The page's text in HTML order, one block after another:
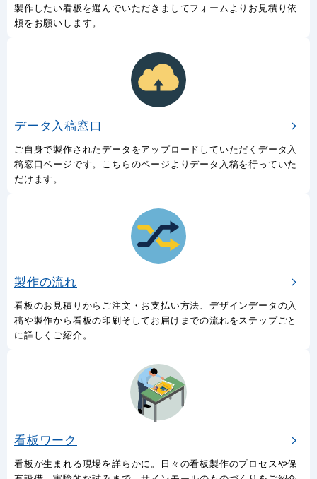
製作したい看板を選んでいただきましてフォームよりお見積り依
頼をお願いします。
データ入稿窓口
ご自身で製作されたデータをアップロードしていただくデータ入
稿窓口ページです。こちらのページよりデータ入稿を行っていた
だけます。
製作の流れ
看板のお見積りからご注文・お支払い方法、デザインデータの入
稿や製作から看板の印刷そしてお届けまでの流れをステップごと
に詳しくご紹介。
看板ワーク
看板が生まれる現場を詳らかに。日々の看板製作のプロセスや保